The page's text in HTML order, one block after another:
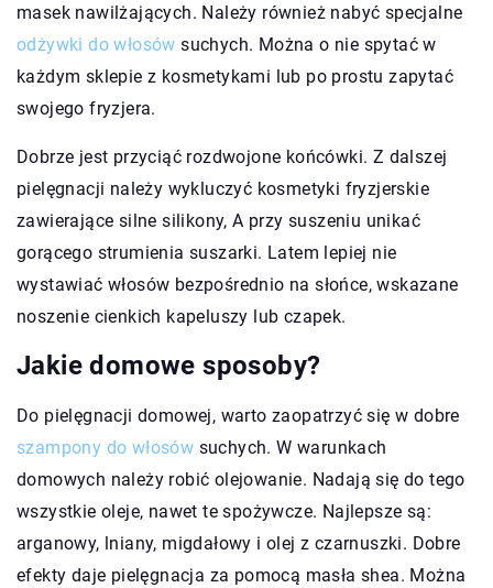
masek nawilżających. Należy również nabyć specjalne
odżywki do włosów suchych. Można o nie spytać w
każdym sklepie z kosmetykami lub po prostu zapytać
swojego fryzjera.
Dobrze jest przyciąć rozdwojone końcówki. Z dalszej
pielęgnacji należy wykluczyć kosmetyki fryzjerskie
zawierające silne silikony, A przy suszeniu unikać
gorącego strumienia suszarki. Latem lepiej nie
wystawiać włosów bezpośrednio na słońce, wskazane
noszenie cienkich kapeluszy lub czapek.
Jakie domowe sposoby?
Do pielęgnacji domowej, warto zaopatrzyć się w dobre
szampony do włosów suchych. W warunkach
domowych należy robić olejowanie. Nadają się do tego
wszystkie oleje, nawet te spożywcze. Najlepsze są:
arganowy, lniany, migdałowy i olej z czarnuszki. Dobre
efekty daje pielęgnacja za pomocą masła shea. Można